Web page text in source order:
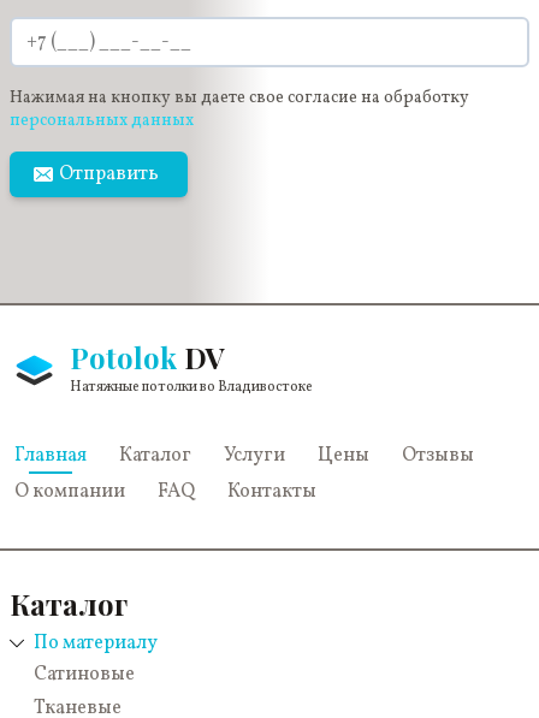
Нажимая на кнопку вы даете свое согласие на обработку
персональных данных
Отправить
Potolok DV
Натяжные потолки во Владивостоке
Главная Каталог Услуги Цены
Отзывы
О компании
FAQ Контакты
Каталог
По материалу
Сатиновые
Тканевые